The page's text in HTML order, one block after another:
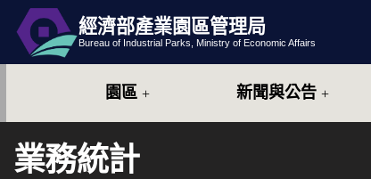
跳到主要內容
網站導覽
經濟部產業園區管理局
Bureau of Industrial Parks, Ministry of Economic Affairs
園區 新聞與公告
業務統計